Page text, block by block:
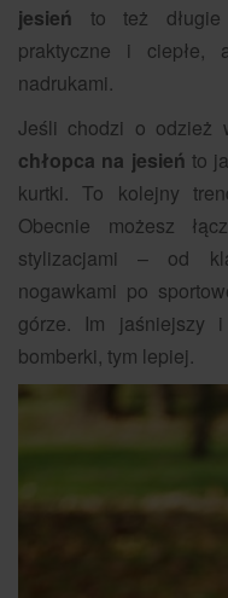
jesień to też długie
praktyczne i ciepłe,
nadrukami.
Jeśli chodzi o odzież
chłopca na jesień to
kurtki. To kolejny
Obecnie możesz
stylizacjami – od
nogawkami po
górze. Im jaśniejszy
bomberki, tym lepiej.